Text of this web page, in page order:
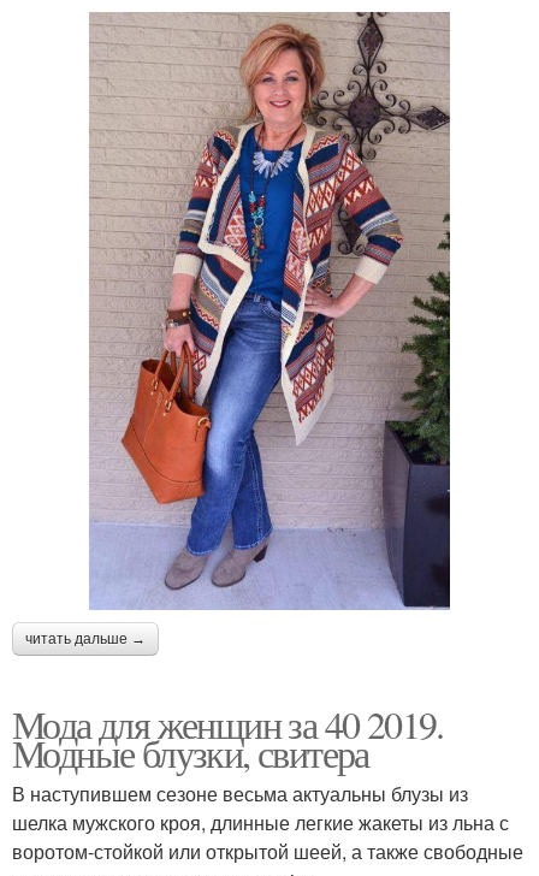
читать дальше →
Мода для женщин за 40 2019.
Модные блузки, свитера
В наступившем сезоне весьма актуальны блузы из
шелка мужского кроя, длинные легкие жакеты из льна с
воротом-стойкой или открытой шеей, а также свободные